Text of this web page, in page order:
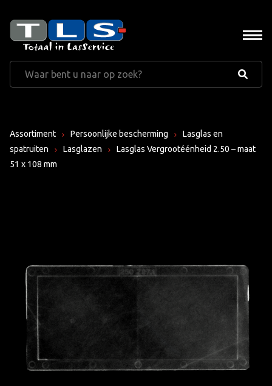
Assortiment Persoonlijke bescherming
Lasglas en
spatruiten
Lasglazen
Lasglas Vergrootéénheid 2.50 – maat
51 x 108 mm